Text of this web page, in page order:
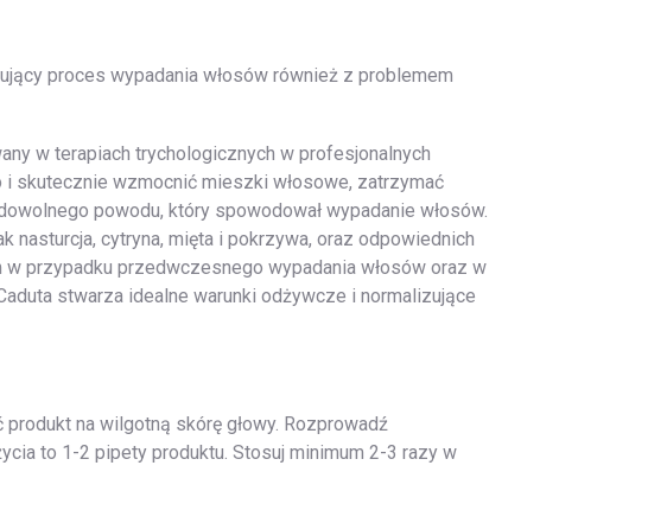
proces wypadania włosów również z problemem
w terapiach trychologicznych w profesjonalnych
skutecznie wzmocnić mieszki włosowe, zatrzymać
powodu, który spowodował wypadanie włosów.
nasturcja, cytryna, mięta i pokrzywa, oraz odpowiednich
przypadku przedwczesnego wypadania włosów oraz w
stwarza idealne warunki odżywcze i normalizujące
na wilgotną skórę głowy. Rozprowadź
to 1-2 pipety produktu. Stosuj minimum 2-3 razy w